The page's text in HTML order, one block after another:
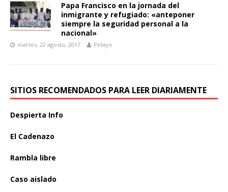
Papa Francisco en la jornada del
inmigrante y refugiado: «anteponer
siempre la seguridad personal a la
nacional»
martes, 22 agosto, 2017 Pelayo
SITIOS RECOMENDADOS PARA LEER DIARIAMENTE
Despierta Info
El Cadenazo
Rambla libre
Caso aislado